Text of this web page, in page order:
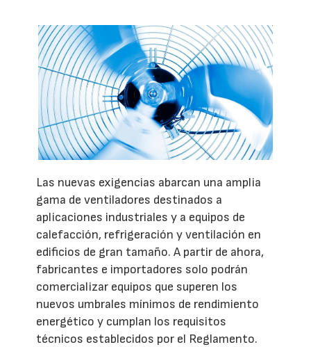
Las nuevas exigencias abarcan una amplia
gama de ventiladores destinados a
aplicaciones industriales y a equipos de
calefacción, refrigeración y ventilación en
edificios de gran tamaño. A partir de ahora,
fabricantes e importadores solo podrán
comercializar equipos que superen los
nuevos umbrales mínimos de rendimiento
energético y cumplan los requisitos
técnicos establecidos por el Reglamento.